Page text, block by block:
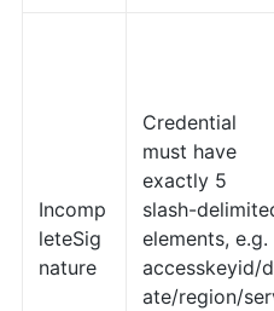
Incomp
leteSig
nature
Credential
must have
exactly 5
slash-
elements, e.g.
accesskeyid/d
ate/region/